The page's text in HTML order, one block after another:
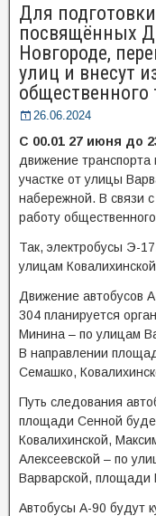
Для
посвящённых
Новгороде,
улиц и внесут
общественного
26.06.2024
С 00.01 27 июня до
движение
участке от улицы
набережной. В связи
работу
Так, электробусы Э-
улицам
Движение автобусов
304 планируется
Минина – по улицам
В направлении
Семашко,
Путь следования
площади Сенной
Ковалихинской,
Алексеевской – по
Варварской, площади
Автобусы А-90 будут